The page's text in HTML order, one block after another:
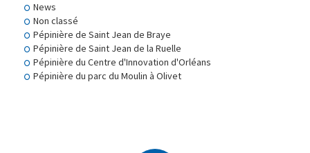
News
Non classé
Pépinière de Saint Jean de Braye
Pépinière de Saint Jean de la Ruelle
Pépinière du Centre d'Innovation d'Orléans
Pépinière du parc du Moulin à Olivet